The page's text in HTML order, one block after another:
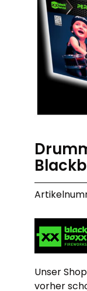
Unser
vorher